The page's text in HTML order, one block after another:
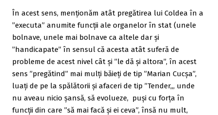
În acest sens, menționăm atât pregătirea lui Coldea în a
”executa” anumite funcții ale organelor în stat (unele
bolnave, unele mai bolnave ca altele dar și
”handicapate” în sensul că acesta atât suferă de
probleme de acest nivel cât și ”le dă și altora”, în acest
sens ”pregătind” mai mulți băieți de tip ”Marian Cucșa”,
luați de pe la spălătorii și afaceri de tip ”Tender„, unde
nu aveau nicio șansă, să evolueze, puși cu forța în
funcții din care ”să mai facă și ei ceva”, însă nu mult,